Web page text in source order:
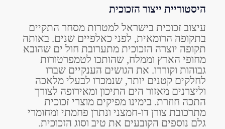
היסטוריית ייצור הזכוכית
עיצוב זכוכית בישראל למטרות מסחר התקיים
בתקופה הרומאית, לפני כאלפיים שנים. באותה
תקופה יוצרה הזכוכית מתערובת חול ים שהובא
מחופי הארץ וממלח, שהותכו לטמפרטורות
גבוהות וקוררו. את הגושים הענקיים שברו
לחלקים קטנים יותר, שנמכרו לבעלי מלאכה
וליצרנים מאזור הים התיכון ומאירופה לצורך
התכה חוזרת. בימינו מפיקים מוצרי זכוכית
מתרכובת צורן דו-חמצני ונתרן פחמתי ומחומרי
גלם נוספים הקובעים את טיב וסוג הזכוכית.